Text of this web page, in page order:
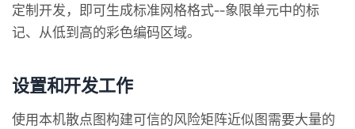
定制开发，即可生成标准网格格式--象限单元中的标
记、从低到高的彩色编码区域。
设置和开发工作
使用本机散点图构建可信的风险矩阵近似图需要大量的